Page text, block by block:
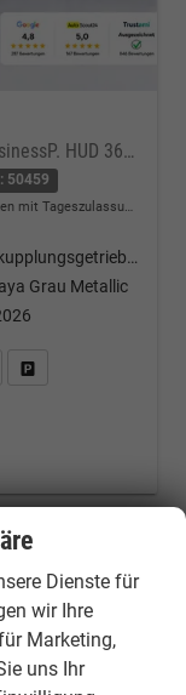
Business 1.5eTSI DSG AHK Dynamic BusinessP. HUD 360Cam DGE Paket - DIGITAL DRIVE INTELLIGENT L Gepäcktrennnetz
50459
mit Tageszulassung
Doppelkupplungsgetriebe (DSG)
Grau Metallic
Angebot anfordern
Datei, Fahrzeugexposé
Dienste für
wir Ihre
Marketing,
uns Ihr